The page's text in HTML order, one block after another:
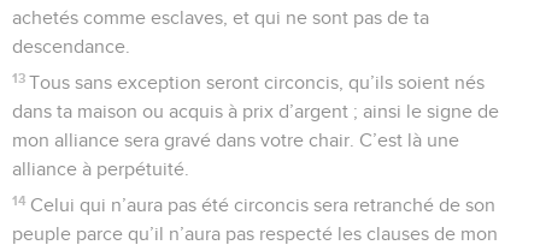
achetés comme esclaves, et qui ne sont pas de ta
descendance.
13 Tous sans exception seront circoncis, qu’ils soient nés
dans ta maison ou acquis à prix d’argent ; ainsi le signe de
mon alliance sera gravé dans votre chair. C’est là une
alliance à perpétuité.
14 Celui qui n’aura pas été circoncis sera retranché de son
peuple parce qu’il n’aura pas respecté les clauses de mon